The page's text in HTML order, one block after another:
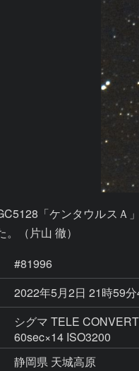
「ケンタウルスＡ
（片山 徹）
#81996
2022年5月2日 21時59
シグマ TELE
60sec×14 ISO3200
静岡県 天城高原